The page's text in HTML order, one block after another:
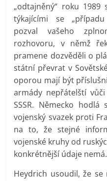
„odtajněný“ roku
týkajícími se „případu
pozval vašeho
rozhovoru, v němž
pramene dozvěděli o
státní převrat v
oporou mají být
armády nepřátelští
SSSR. Německo
vojenský svazek proti
na to, že stejné
vojenské kruhy od
konkrétnější údaje
Heydrich usoudil, že